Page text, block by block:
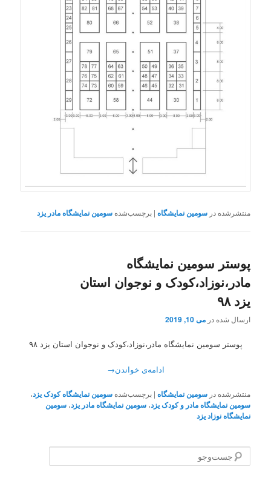
منتشرشده در سومین نمایشگاه |برچسب‌شده سومین نمایشگاه مادر یزد
پوستر سومین نمایشگاه
مادر،نوزاد،کودک و نوجوان استان
یزد ۹۸
ارسال شده درمی 10, 2019
پوستر سومین نمایشگاه مادر،نوزاد،کودک و نوجوان استان یزد ۹۸
ادامه‌ی خواندن→
منتشرشده در سومین نمایشگاه |برچسب‌شده سومین نمایشگاه کودک یزد،
سومین نمایشگاه مادر و کودک یزد،سومین نمایشگاه مادر یزد،سومین
نمایشگاه نوزاد یزد
س